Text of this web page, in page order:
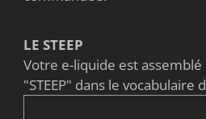
LE STEEP
Votre e-liquide est
"STEEP" dans le vocabulaire